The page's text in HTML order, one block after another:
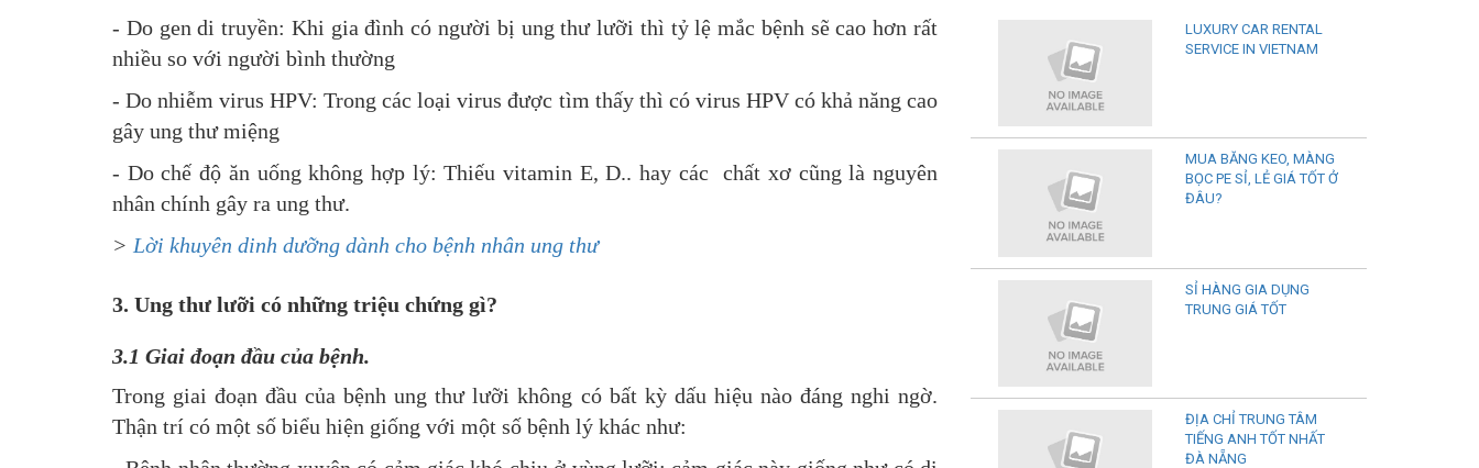
- Do gen di truyền: Khi gia đình có người bị ung thư lưỡi thì tỷ lệ mắc bệnh sẽ cao hơn rất
nhiều so với người bình thường
- Do nhiễm virus HPV: Trong các loại virus được tìm thấy thì có virus HPV có khả năng cao
gây ung thư miệng
- Do chế độ ăn uống không hợp lý: Thiếu vitamin E, D.. hay các chất xơ cũng là nguyên
nhân chính gây ra ung thư.
> Lời khuyên dinh dưỡng dành cho bệnh nhân ung thư
3. Ung thư lưỡi có những triệu chứng gì?
3.1 Giai đoạn đầu của bệnh.
Trong giai đoạn đầu của bệnh ung thư lưỡi không có bất kỳ dấu hiệu nào đáng nghi ngờ.
Thận trí có một số biểu hiện giống với một số bệnh lý khác như:
LUXURY CAR RENTAL
SERVICE IN VIETNAM
MUA BĂNG KEO, MÀNG
BỌC PE SỈ, LẺ GIÁ TỐT Ở
ĐÂU?
SỈ HÀNG GIA DỤNG
TRUNG GIÁ TỐT
ĐỊA CHỈ TRUNG TÂM
TIẾNG ANH TỐT NHẤT
ĐÀ NẴNG